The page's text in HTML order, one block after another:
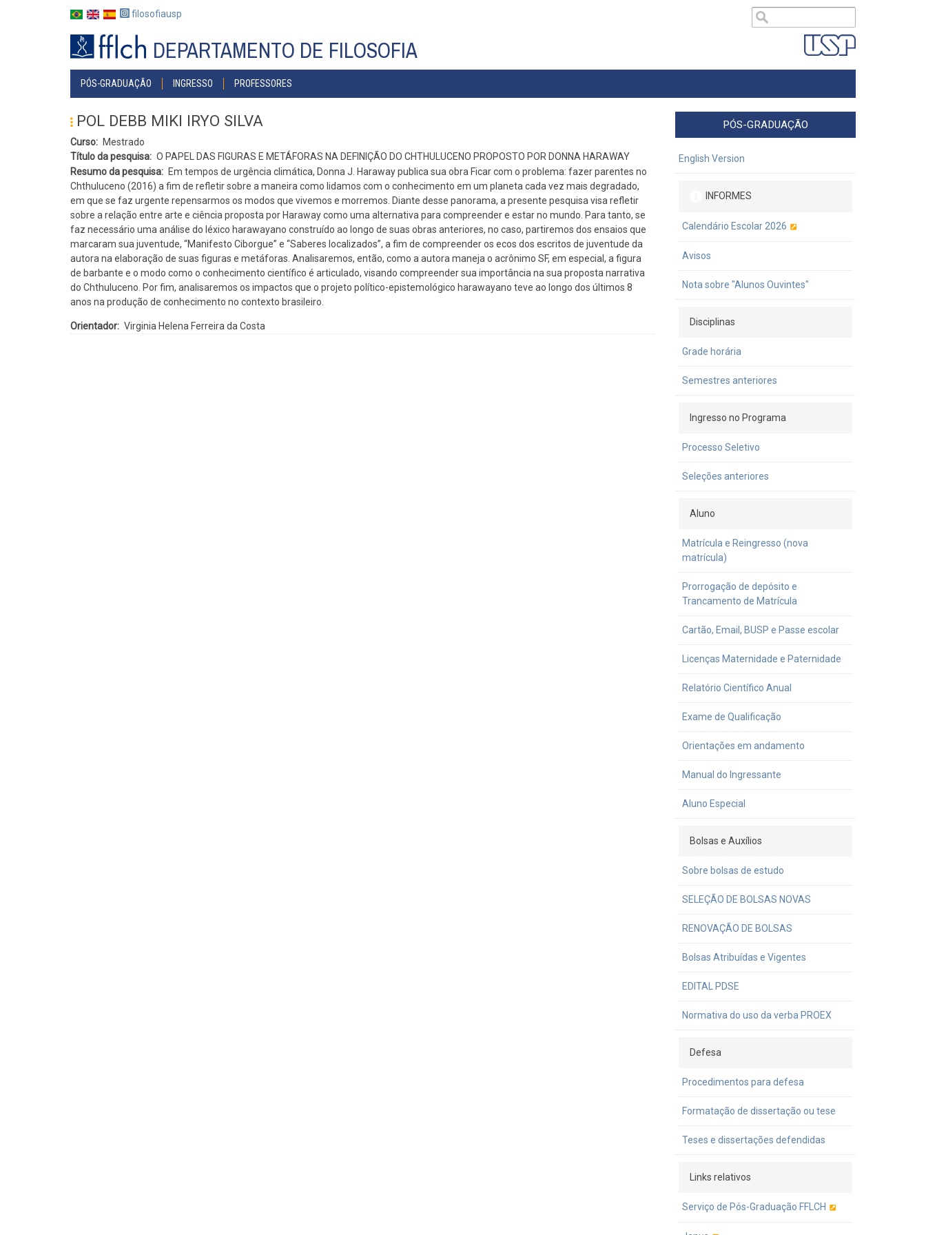
filosofiausp
DEPARTAMENTO DE FILOSOFIA
#MENU
PÓS
PÓS-GRADUAÇÃO INGRESSO PROFESSORES
POL DEBB MIKI IRYO SILVA
Curso
Mestrado
Título da pesquisa
O PAPEL DAS FIGURAS E METÁFORAS NA DEFINIÇÃO DO CHTHULUCENO PROPOSTO POR DONNA HARAWAY
Resumo da pesquisa
Em tempos de urgência climática, Donna J. Haraway publica sua obra Ficar com o problema: fazer parentes no
Chthuluceno (2016) a fim de refletir sobre a maneira como lidamos com o conhecimento em um planeta cada vez mais degradado,
em que se faz urgente repensarmos os modos que vivemos e morremos. Diante desse panorama, a presente pesquisa visa refletir
sobre a relação entre arte e ciência proposta por Haraway como uma alternativa para compreender e estar no mundo. Para tanto, se
faz necessário uma análise do léxico harawayano construído ao longo de suas obras anteriores, no caso, partiremos dos ensaios que
marcaram sua juventude, “Manifesto Ciborgue” e “Saberes localizados”, a fim de compreender os ecos dos escritos de juventude da
autora na elaboração de suas figuras e metáforas. Analisaremos, então, como a autora maneja o acrônimo SF, em especial, a figura
de barbante e o modo como o conhecimento científico é articulado, visando compreender sua importância na sua proposta narrativa
do Chthuluceno. Por fim, analisaremos os impactos que o projeto político-epistemológico harawayano teve ao longo dos últimos 8
anos na produção de conhecimento no contexto brasileiro.
Orientador Virginia Helena Ferreira da Costa
PÓS-GRADUAÇÃO
English Version
INFORMES
Calendário Escolar 2026
Avisos
Nota sobre "Alunos Ouvintes"
Disciplinas
Grade horária
Semestres anteriores
Ingresso no Programa
Processo Seletivo
Seleções anteriores
Aluno
Matrícula e Reingresso (nova
matrícula)
Prorrogação de depósito e
Trancamento de Matrícula
Cartão, Email, BUSP e Passe escolar
Licenças Maternidade e Paternidade
Relatório Científico Anual
Exame de Qualificação
Orientações em andamento
Manual do Ingressante
Aluno Especial
Bolsas e Auxílios
Sobre bolsas de estudo
SELEÇÃO DE BOLSAS NOVAS
RENOVAÇÃO DE BOLSAS
Bolsas Atribuídas e Vigentes
EDITAL PDSE
Normativa do uso da verba PROEX
Defesa
Procedimentos para defesa
Formatação de dissertação ou tese
Teses e dissertações defendidas
Links relativos
Serviço de Pós-Graduação FFLCH